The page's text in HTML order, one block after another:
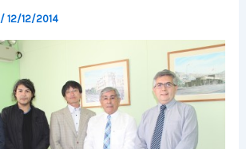
/12/12/2014